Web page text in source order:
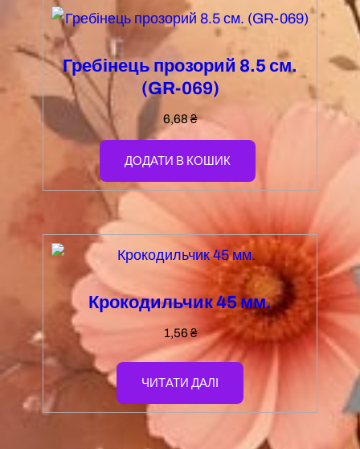
Гребінець прозорий 8.5 см.
(GR-069)
6,68₴
ДОДАТИ В КОШИК
Крокодильчик 45 мм.
1,56₴
ЧИТАТИ ДАЛІ